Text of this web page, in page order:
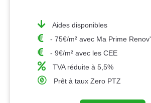
Aides disponibles
- 75€/m² avec Ma Prime Renov'
- 9€/m² avec les CEE
TVA réduite à 5,5%
Prêt à taux Zero PTZ